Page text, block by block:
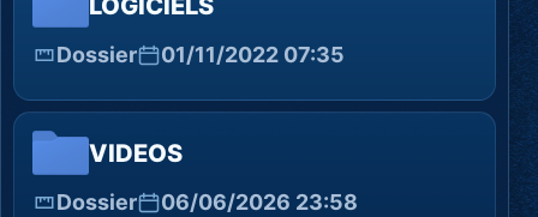
Dossier 01/11/2022 07:35
VIDEOS
Dossier 06/06/2026 23:58